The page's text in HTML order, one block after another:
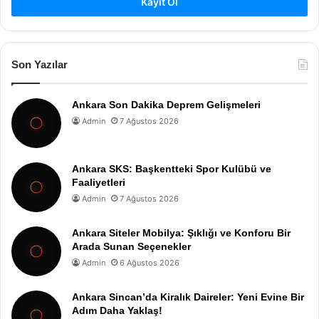
Son Yazılar
Ankara Son Dakika Deprem Gelişmeleri
Admin 7 Ağustos 2026
Ankara SKS: Başkentteki Spor Kulübü ve
Faaliyetleri
Admin 7 Ağustos 2026
Ankara Siteler Mobilya: Şıklığı ve Konforu Bir
Arada Sunan Seçenekler
Admin 6 Ağustos 2026
Ankara Sincan’da Kiralık Daireler: Yeni Evine Bir
Adım Daha Yaklaş!